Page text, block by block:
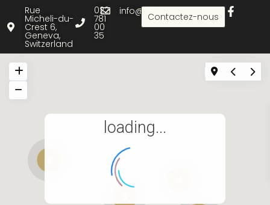
Rue
Micheli-du-
Crest 6,
Geneva,
Switzerland
022
781
00
35
info@rielle.com
Contactez-nous
loading...